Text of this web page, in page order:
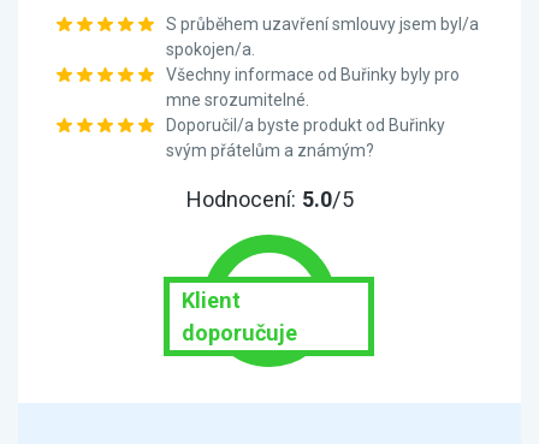
S průběhem uzavření smlouvy jsem byl/a
spokojen/a.
Všechny informace od Buřinky byly pro
mne srozumitelné.
Doporučil/a byste produkt od Buřinky
svým přátelům a známým?
Hodnocení: 5.0/5
Klient
doporučuje